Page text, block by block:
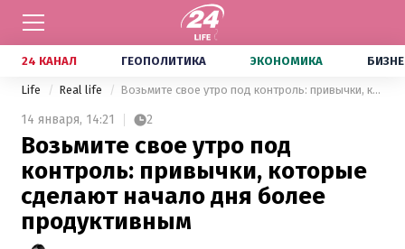
24 КАНАЛ ГЕОПОЛИТИКА ЭКОНОМИКА
Life Real life Возьмите свое утро под контроль: привычки, которые сделают начало дня более продуктивным
14 января, 14:21 2
Возьмите свое утро под
контроль: привычки, которые
сделают начало дня более
продуктивным